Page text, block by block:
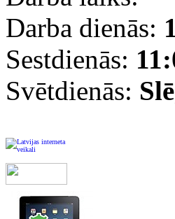
Darba dienās:
Sestdienās:
Svētdienās: